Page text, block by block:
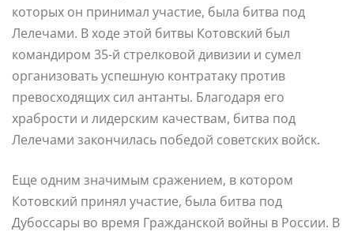
которых он принимал участие, была битва под
Лелечами. В ходе этой битвы Котовский был
командиром 35-й стрелковой дивизии и сумел
организовать успешную контратаку против
превосходящих сил антанты. Благодаря его
храбрости и лидерским качествам, битва под
Лелечами закончилась победой советских войск.
Еще одним значимым сражением, в котором
Котовский принял участие, была битва под
Дубоссары во время Гражданской войны в России. В